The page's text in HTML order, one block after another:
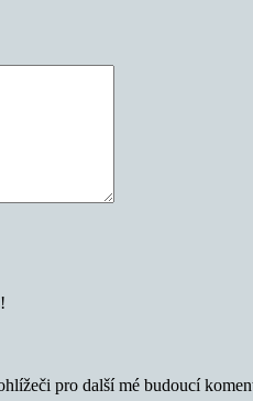
pro další mé budoucí